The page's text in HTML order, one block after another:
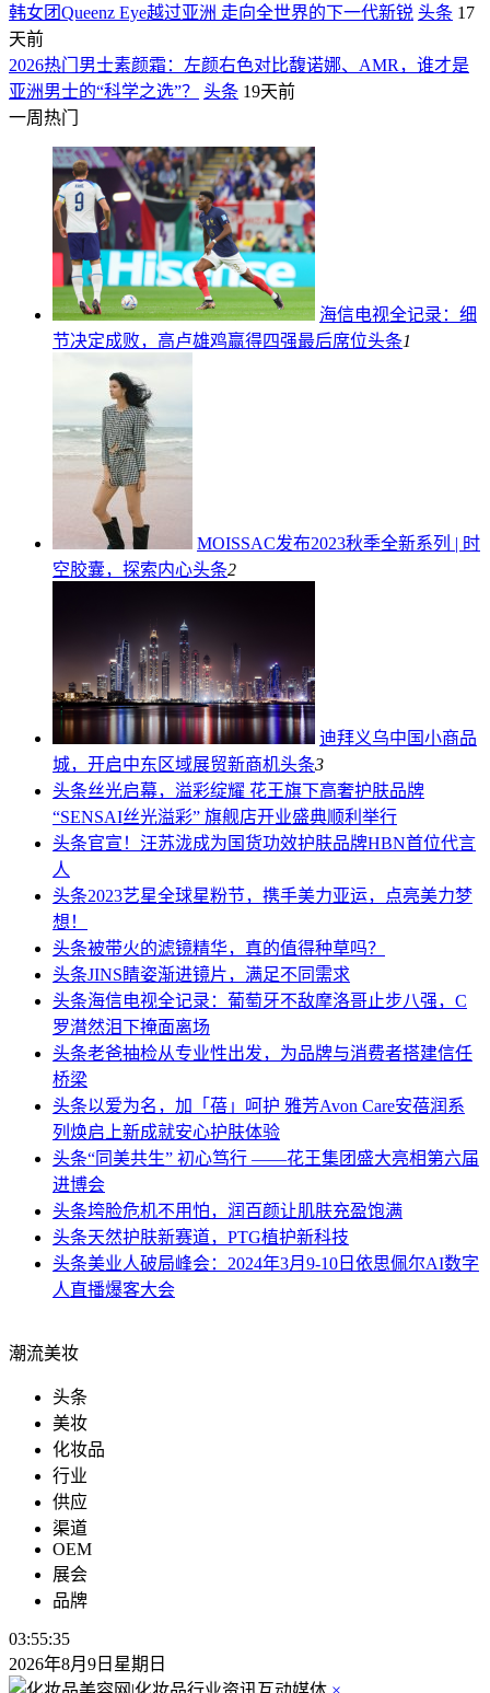
韩女团Queenz Eye越过亚洲 走向全世界的下一代新锐 头条 17
天前
2026热门男士素颜霜：左颜右色对比馥诺娜、AMR，谁才是
亚洲男士的“科学之选”？
头条 19天前
一周热门
海信电视全记录：细
节决定成败，高卢雄鸡赢得四强最后席位头条1
MOISSAC发布2023秋季全新系列 | 时
空胶囊，探索内心头条2
迪拜义乌中国小商品
城，开启中东区域展贸新商机头条3
头条丝光启幕，溢彩绽耀 花王旗下高奢护肤品牌
“SENSAI丝光溢彩” 旗舰店开业盛典顺利举行
头条官宣！汪苏泷成为国货功效护肤品牌HBN首位代言
人
头条2023艺星全球星粉节，携手美力亚运，点亮美力梦
想！
头条被带火的滤镜精华，真的值得种草吗？
头条JINS睛姿渐进镜片，满足不同需求
头条海信电视全记录：葡萄牙不敌摩洛哥止步八强，C
罗潸然泪下掩面离场
头条老爸抽检从专业性出发，为品牌与消费者搭建信任
桥梁
头条以爱为名，加「蓓」呵护 雅芳Avon Care安蓓润系
列焕启上新成就安心护肤体验
头条“同美共生” 初心笃行 ——花王集团盛大亮相第六届
进博会
头条垮脸危机不用怕，润百颜让肌肤充盈饱满
头条天然护肤新赛道，PTG植护新科技
头条美业人破局峰会：2024年3月9-10日依思佩尔AI数字
人直播爆客大会
潮流美妆
头条
美妆
化妆品
行业
供应
渠道
OEM
展会
品牌
03:55:36
2026年8月9日星期日